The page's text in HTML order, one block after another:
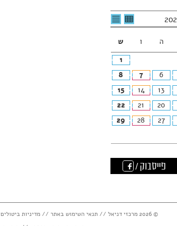
לרשימת
האירועים
לצפיה
בטבלה
ה ו
ש
1
6
7
8
13
14
15
20
21
22
27
28
29
פייסבוק /
© 2026 מרכזי דניאל // תנאי השימוש באתר //מדיניות ביטולים